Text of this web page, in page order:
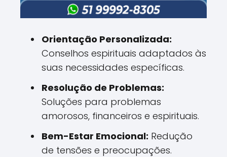
Orientação Personalizada:
Conselhos espirituais adaptados às
suas necessidades específicas.
Resolução de Problemas:
Soluções para problemas
amorosos, financeiros e espirituais.
Bem-Estar Emocional: Redução
de tensões e preocupações.